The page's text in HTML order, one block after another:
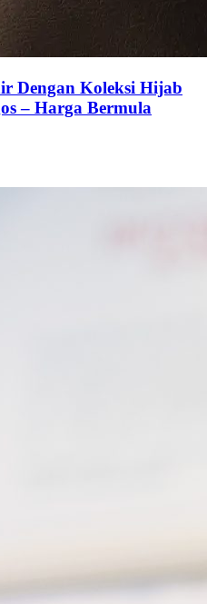
Dengan Koleksi Hijab
– Harga Bermula